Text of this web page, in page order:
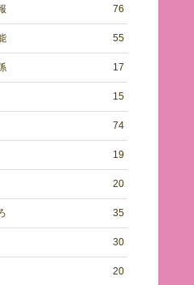
76
55
17
15
74
19
20
35
30
20